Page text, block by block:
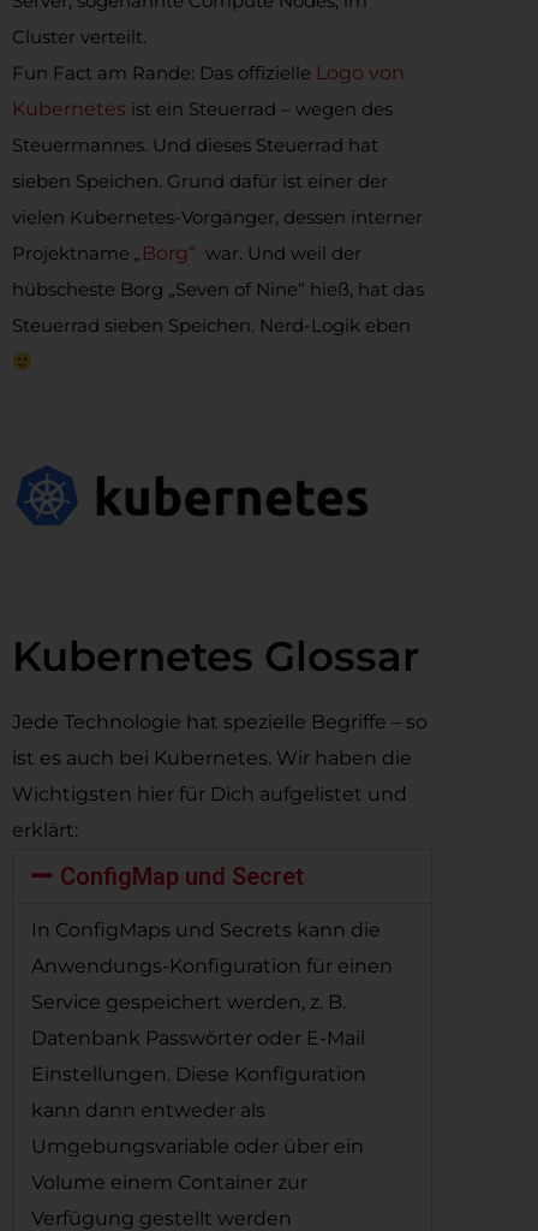
Cluster verteilt.
Fun Fact am Rande: Das offizielle Logo von
Kubernetes ist ein Steuerrad – wegen des
Steuermannes. Und dieses Steuerrad hat
sieben Speichen. Grund dafür ist einer der
vielen Kubernetes-Vorgänger, dessen interner
Projektname „ Borg“ war. Und weil der
hübscheste Borg „Seven of Nine“ hieß, hat das
Steuerrad sieben Speichen. Nerd-Logik eben
Kubernetes Glossar
Jede Technologie hat spezielle Begriffe – so
ist es auch bei Kubernetes. Wir haben die
Wichtigsten hier für Dich aufgelistet und
erklärt:
ConfigMap und Secret
In ConfigMaps und Secrets kann die
Anwendungs-Konfiguration für einen
Service gespeichert werden, z. B.
Datenbank Passwörter oder E-Mail
Einstellungen. Diese Konfiguration
kann dann entweder als
Umgebungsvariable oder über ein
Volume einem Container zur
Verfügung gestellt werden